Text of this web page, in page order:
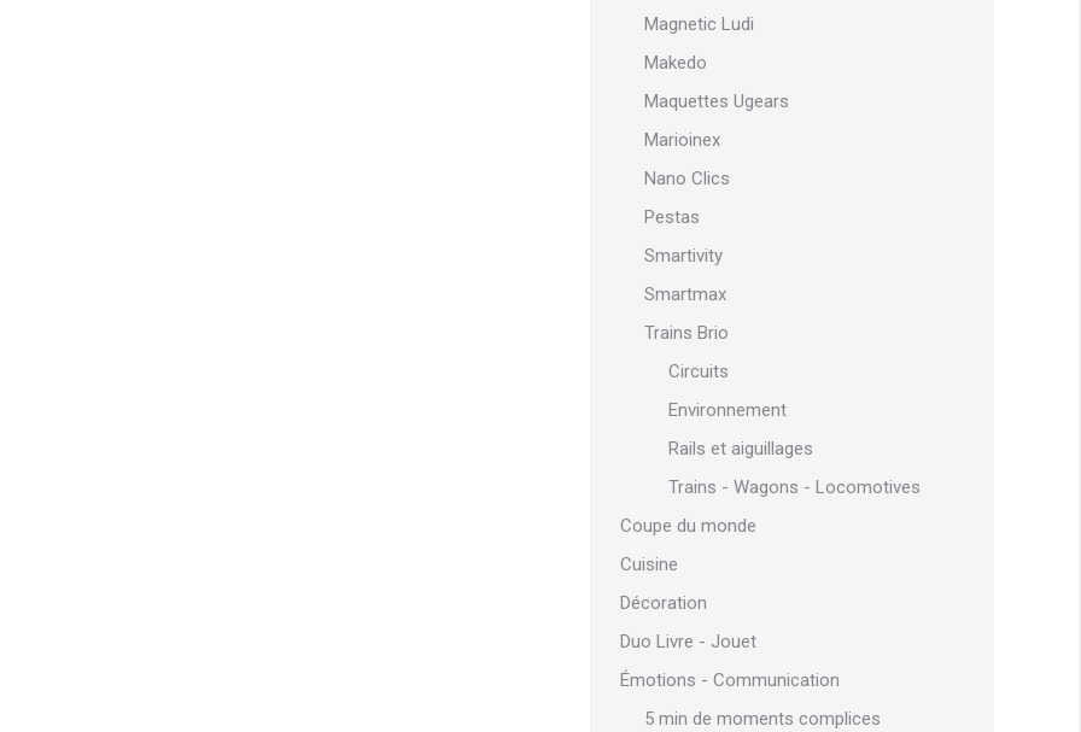
Magnetic Ludi
Makedo
Maquettes Ugears
Marioinex
Nano Clics
Pestas
Smartivity
Smartmax
Trains Brio
Circuits
Environnement
Rails et aiguillages
Trains - Wagons - Locomotives
Coupe du monde
Cuisine
Décoration
Duo Livre - Jouet
Émotions - Communication
5 min de moments complices